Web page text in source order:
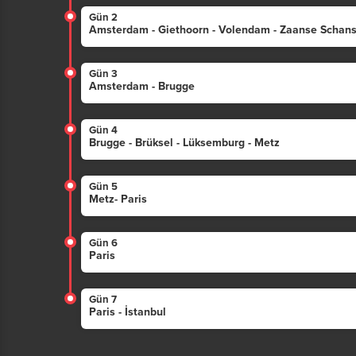
Gün 2
Amsterdam - Giethoorn - Volendam - Zaanse Schans
Gün 3
Amsterdam - Brugge
Gün 4
Brugge - Brüksel - Lüksemburg - Metz
Gün 5
Metz- Paris
Gün 6
Paris
Gün 7
Paris - İstanbul